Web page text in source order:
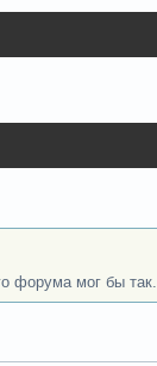
форума мог бы так.